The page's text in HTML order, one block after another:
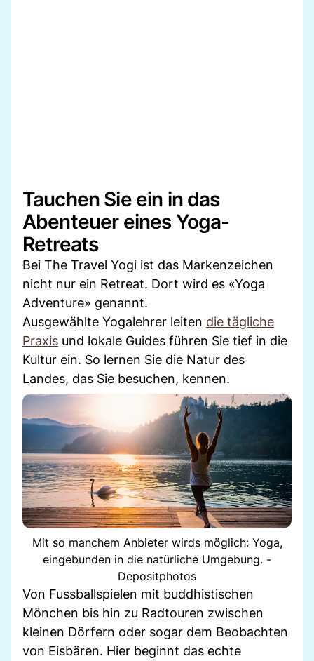
Tauchen Sie ein in das
Abenteuer eines Yoga-
Retreats
Bei The Travel Yogi ist das Markenzeichen
nicht nur ein Retreat. Dort wird es «Yoga
Adventure» genannt.
Ausgewählte Yogalehrer leiten die tägliche
Praxis und lokale Guides führen Sie tief in die
Kultur ein. So lernen Sie die Natur des
Landes, das Sie besuchen, kennen.
Mit so manchem Anbieter wirds möglich: Yoga,
eingebunden in die natürliche Umgebung. -
Depositphotos
Von Fussballspielen mit buddhistischen
Mönchen bis hin zu Radtouren zwischen
kleinen Dörfern oder sogar dem Beobachten
von Eisbären. Hier beginnt das echte